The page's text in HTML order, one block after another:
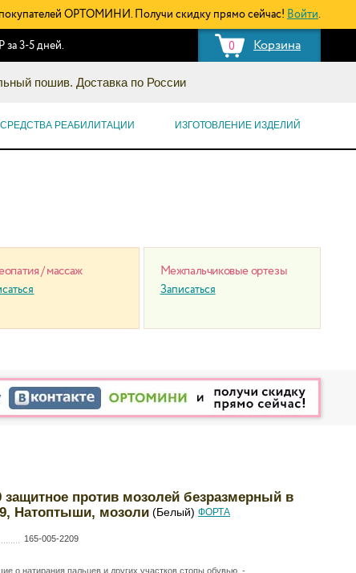
покупателей ОРТОМИНИ. Получи скидку прямо сейчас! Войти.
0 Корзина
за 3-5 дней.
пошив. Доставка по России
СРЕДСТВА РЕАБИЛИТАЦИИ ИЗГОТОВЛЕНИЕ ИЗДЕЛИЙ
/ массаж Межпальчиковые ортезы
Записаться
защитное против мозолей безразмерный в
Натоптыши, мозоли (Белый) ФОРТА
165-005-2209
о натирания пальцев и других участков стопы обувью. -